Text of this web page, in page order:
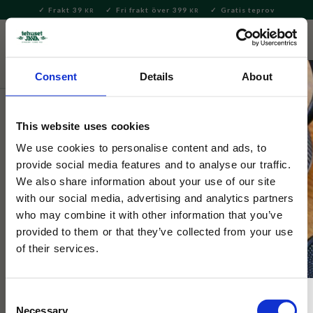
Consent Details About
This website uses cookies
We use cookies to personalise content and ads, to
provide social media features and to analyse our traffic.
We also share information about your use of our site
with our social media, advertising and analytics partners
who may combine it with other information that you’ve
provided to them or that they’ve collected from your use
of their services.
Necessary
Meny
Frakt 39 KR Fri frakt över 399 KR Gratis teprov
Te Tepåsar Tepåsar svart te
Ahmad Tea
Ceylon Tepåsar
Ceylon, Juvelen i Indiska oceanen, och Ceylons teer är rika och
inbjudande på historia och kulturarv.